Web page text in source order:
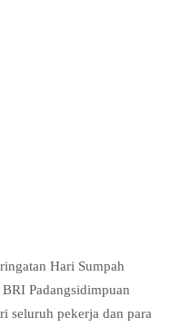
Hari Sumpah
Padangsidimpuan
seluruh pekerja dan para